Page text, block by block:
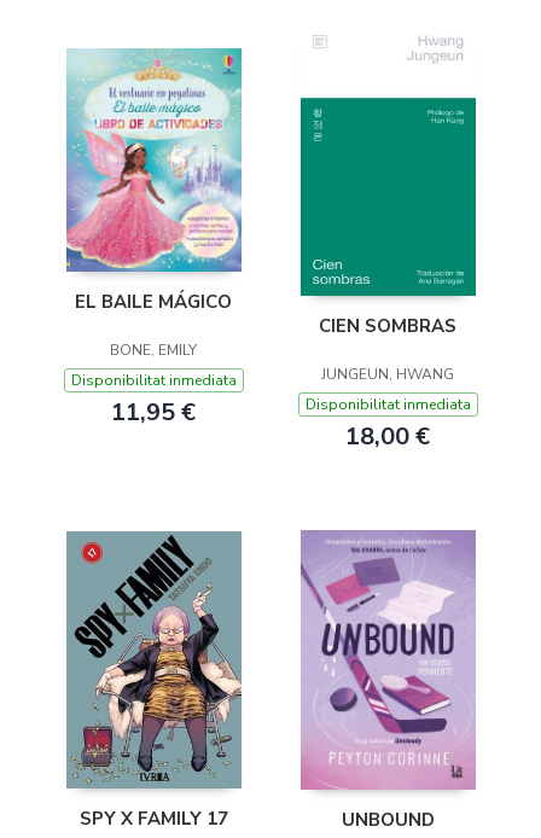
EL BAILE MÁGICO
BONE, EMILY
Disponibilitat inmediata
11,95 €
CIEN SOMBRAS
JUNGEUN, HWANG
Disponibilitat inmediata
18,00 €
SPY X FAMILY 17 UNBOUND